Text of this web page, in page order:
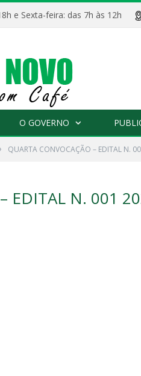
e Sexta-feira: das 7h às 12h
O GOVERNO
QUARTA CONVOCAÇÃO – EDITAL N.
EDITAL N. 001